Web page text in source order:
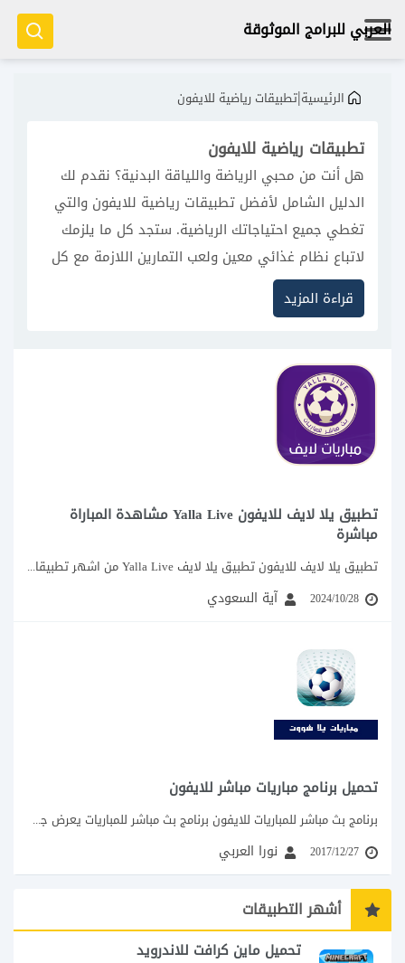
العربي للبرامج الموثوقة
الرئيسية|تطبيقات رياضية للايفون
تطبيقات رياضية للايفون
هل أنت من محبي الرياضة واللياقة البدنية؟ نقدم لك
الدليل الشامل لأفضل تطبيقات رياضية للايفون والتي
تغطي جميع احتياجاتك الرياضية. ستجد كل ما يلزمك
لاتباع نظام غذائي معين ولعب التمارين اللازمة مع كل
نظام، تابع معنا أشهر التطبيقات الرياضية.
لماذا تختار دليلنا؟
مراعاة مختلف الميزانيات (مجاني/مدفوع).
متابعة مستمرة لأحدث التحديثات.
تمارين متقدمة وبرامج تغذية مناسبة لكمال الاجسام.
نصائح مبنية على تجارب حقيقية.
أنظمة غذائية مصممة حسب أهدافك.
قراءة المزيد
تطبيق يلا لايف للايفون Yalla Live مشاهدة المباراة
مباشرة
تطبيق يلا لايف للايفون تطبيق يلا لايف Yalla Live من اشهر تطبيقات مشاهدة المباريات...
2024/10/28 آية السعودي
تحميل برنامج مباريات مباشر للايفون
برنامج بث مباشر للمباريات للايفون برنامج بث مباشر للمباريات يعرض جميع دوريات العالم، مع متابعة الملخصات...
2017/12/27 نورا العربي
أشهر التطبيقات
تحميل ماين كرافت للاندرويد